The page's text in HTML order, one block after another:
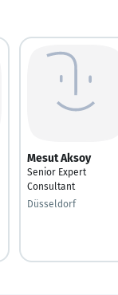
Mesut Aksoy
Senior Expert
Consultant
Düsseldorf